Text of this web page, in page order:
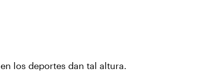
los deportes dan tal altura.